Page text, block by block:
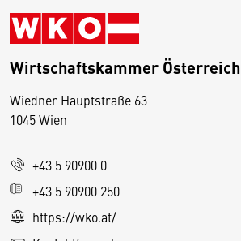
Wirtschaftskammer Österreich
Wiedner Hauptstraße 63
1045 Wien
+43 5 90900 0
+43 5 90900 250
https://wko.at/
D
s
e
S
e